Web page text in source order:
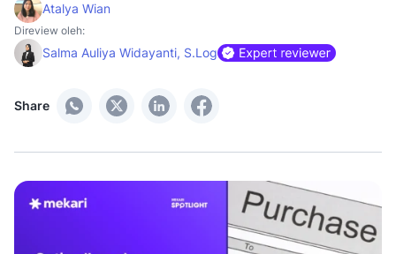
Share
Atalya Wian
Direview oleh:
Salma Auliya Widayanti, S.Log